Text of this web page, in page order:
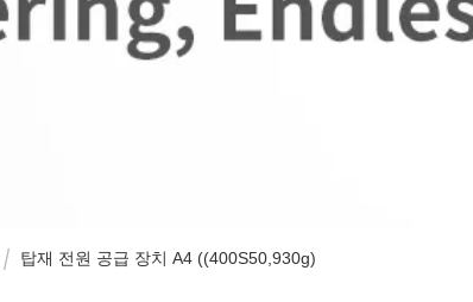
탑재 전원 공급 장치 A4 ((400S50,930g)